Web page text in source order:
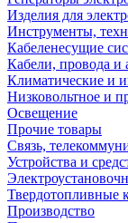
Изделия для
Инструменты,
Кабеленесущие
Кабели, провода и
Климатические и
Низковольтное и
Освещение
Прочие товары
Связь,
Устройства и
Твердотопливные
Производство